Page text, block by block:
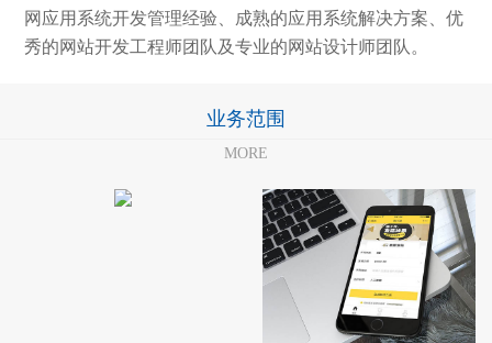
网应用系统开发管理经验、成熟的应用系统解决方案、优
秀的网站开发工程师团队及专业的网站设计师团队。
业务范围
MORE